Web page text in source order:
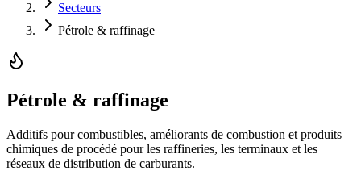
Secteurs
Pétrole & raffinage
Pétrole & raffinage
Additifs pour combustibles, améliorants de combustion et produits
chimiques de procédé pour les raffineries, les terminaux et les
réseaux de distribution de carburants.